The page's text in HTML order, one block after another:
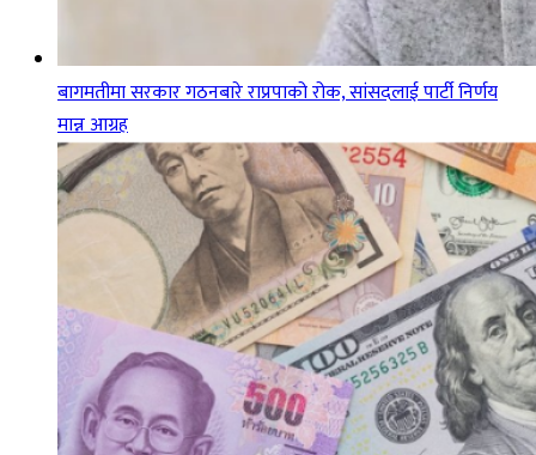
बागमतीमा सरकार गठनबारे राप्रपाको रोक, सांसदलाई पार्टी निर्णय
मान्न आग्रह